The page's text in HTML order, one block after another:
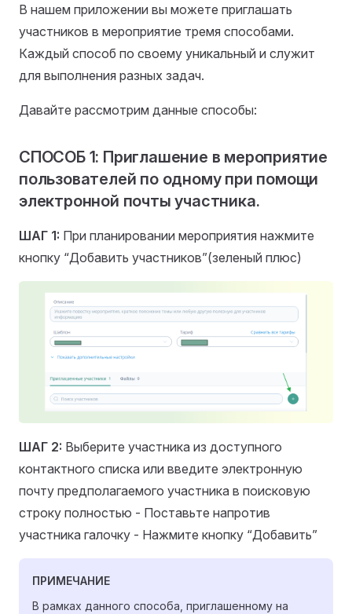
В нашем приложении вы можете приглашать
участников в мероприятие тремя способами.
Каждый способ по своему уникальный и служит
для выполнения разных задач.
Давайте рассмотрим данные способы:
СПОСОБ 1: Приглашение в мероприятие
пользователей по одному при помощи
электронной почты участника.
ШАГ 1: При планировании мероприятия нажмите
кнопку “Добавить участников”(зеленый плюс)
ШАГ 2: Выберите участника из доступного
контактного списка или введите электронную
почту предполагаемого участника в поисковую
строку полностью - Поставьте напротив
участника галочку - Нажмите кнопку “Добавить”
ПРИМЕЧАНИЕ
В рамках данного способа, приглашенному на